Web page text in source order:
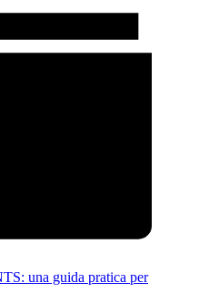
una guida pratica per